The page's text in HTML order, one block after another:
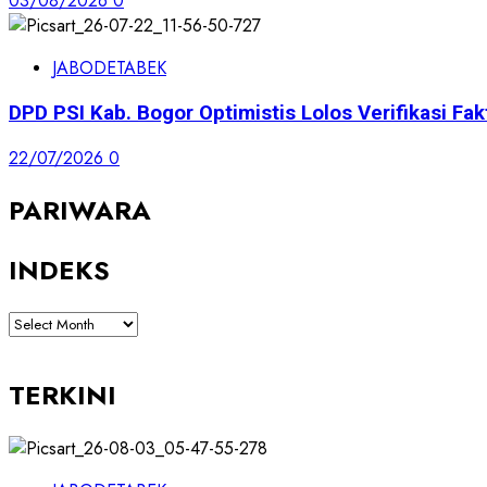
JABODETABEK
DPD PSI Kab. Bogor Optimistis Lolos Verifikasi
22/07/2026 0
PARIWARA
INDEKS
INDEKS
TERKINI